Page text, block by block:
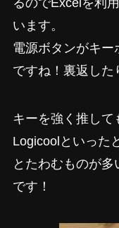
います。
電源ボタンがキー
ですね！裏返した
キーを強く推し
Logicoolといった
とたわむものが多
です！